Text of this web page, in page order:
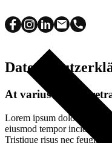
At varius vel
Lorem ipsum dolor sit
eiusmod tempor incididunt
Tristique risus nec feugiat